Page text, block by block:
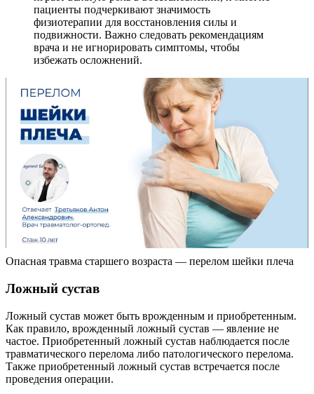
пациенты подчеркивают значимость
физиотерапии для восстановления силы и
подвижности. Важно следовать рекомендациям
врача и не игнорировать симптомы, чтобы
избежать осложнений.
Опасная травма старшего возраста — перелом шейки плеча
Ложный сустав
Ложный сустав может быть врожденным и приобретенным.
Как правило, врожденный ложный сустав — явление не
частое. Приобретенный ложный сустав наблюдается после
травматического перелома либо патологического перелома.
Также приобретенный ложный сустав встречается после
проведения операции.